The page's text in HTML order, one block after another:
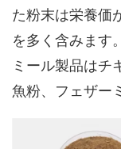
た粉末は栄養価
を多く含みます
ミール製品はチ
魚粉、フェザー